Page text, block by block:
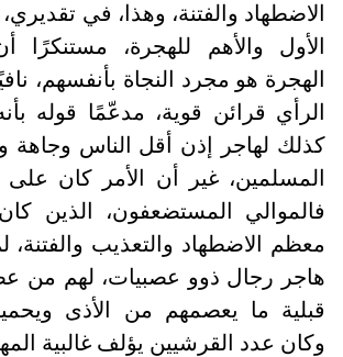
الاضطهاد والفتنة، وهذا، في
الأول والأهم للهجرة،
الهجرة هو مجرد النجاة بأنفسهم،
الرأي قرائن قوية، مدعّمًا قوله
كذلك لهاجر إذن أقل الناس وجاهة
المسلمين، غير أن الأمر كان
فالموالي المستضعفون، الذين
معظم الاضطهاد والتعذيب والفتنة،
هاجر رجال ذوو عصبيات، لهم من
قبلية ما يعصمهم من الأذى
وكان عدد القرشيين يؤلف غالبية